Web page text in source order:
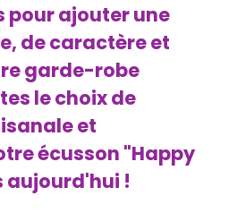
pour ajouter une
de caractère et
garde-robe
le choix de
et
écusson "Happy
aujourd'hui !